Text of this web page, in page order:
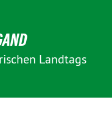
Landtags